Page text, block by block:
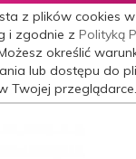
z plików cookies w
i zgodnie zPolityką
określić
lub dostępu do
Twojej przeglądarce.